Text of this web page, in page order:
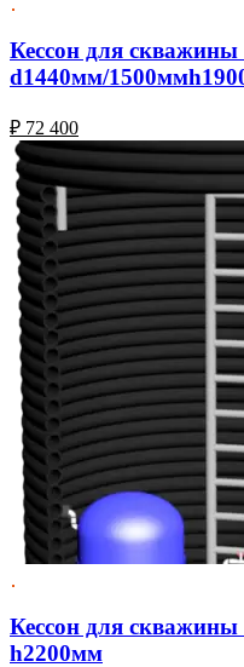
Кессон для скважины
d1440мм/
₽ 72 400
Кессон для
h2200мм